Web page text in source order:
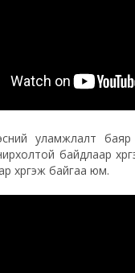
уламжлалт
байдлаар
хүргэж байгаа юм.